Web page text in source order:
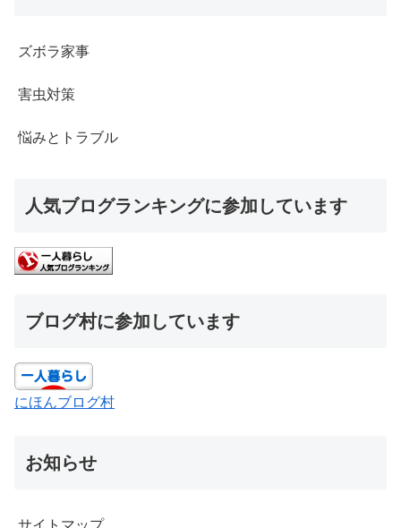
ズボラ家事
害虫対策
悩みとトラブル
人気ブログランキングに参加しています
ブログ村に参加しています
にほんブログ村
お知らせ
サイトマップ